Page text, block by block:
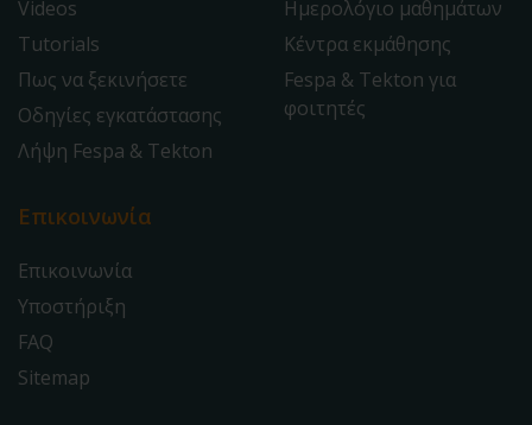
Videos
Tutorials
Πως να ξεκινήσετε
Οδηγίες εγκατάστασης
Λήψη Fespa & Tekton
Ημερολόγιο μαθημάτων
Κέντρα εκμάθησης
Fespa & Tekton για
φοιτητές
Επικοινωνία
Επικοινωνία
Υποστήριξη
FAQ
Sitemap